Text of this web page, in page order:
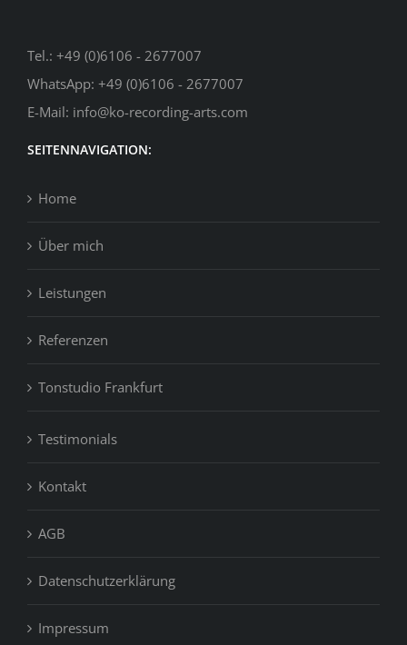
Tel.: +49 (0)6106 - 2677007
WhatsApp: +49 (0)6106 - 2677007
E-Mail: info@ko-recording-arts.com
SEITENNAVIGATION:
Home
Über mich
Leistungen
Referenzen
Tonstudio Frankfurt
Testimonials
Kontakt
AGB
Datenschutzerklärung
Impressum